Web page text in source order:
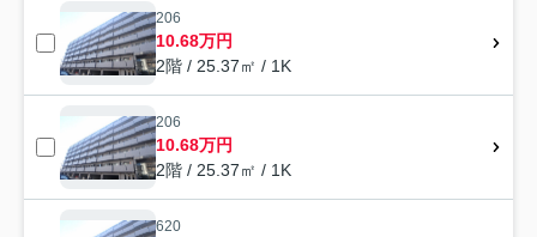
206
10.68万円
2階 / 25.37㎡ / 1K
206
10.68万円
2階 / 25.37㎡ / 1K
620